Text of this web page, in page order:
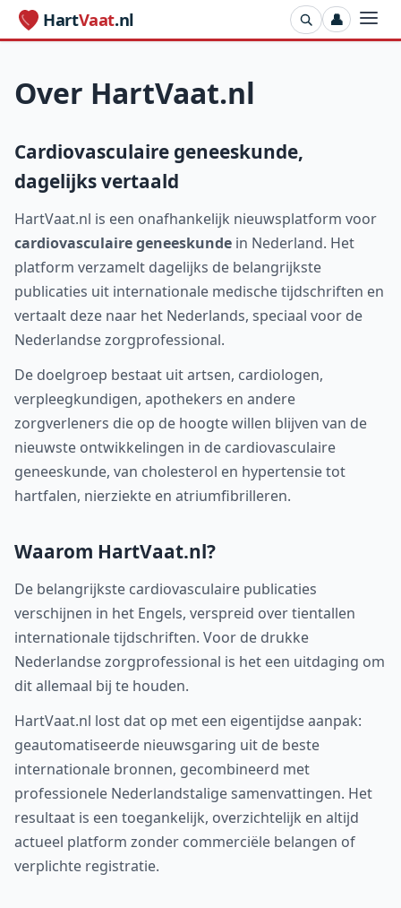
HartVaat.nl 👤
Over HartVaat.nl
Cardiovasculaire geneeskunde,
dagelijks vertaald
HartVaat.nl is een onafhankelijk nieuwsplatform voor
cardiovasculaire geneeskunde in Nederland. Het
platform verzamelt dagelijks de belangrijkste
publicaties uit internationale medische tijdschriften en
vertaalt deze naar het Nederlands, speciaal voor de
Nederlandse zorgprofessional.
De doelgroep bestaat uit artsen, cardiologen,
verpleegkundigen, apothekers en andere
zorgverleners die op de hoogte willen blijven van de
nieuwste ontwikkelingen in de cardiovasculaire
geneeskunde, van cholesterol en hypertensie tot
hartfalen, nierziekte en atriumfibrilleren.
Waarom HartVaat.nl?
De belangrijkste cardiovasculaire publicaties
verschijnen in het Engels, verspreid over tientallen
internationale tijdschriften. Voor de drukke
Nederlandse zorgprofessional is het een uitdaging om
dit allemaal bij te houden.
HartVaat.nl lost dat op met een eigentijdse aanpak:
geautomatiseerde nieuwsgaring uit de beste
internationale bronnen, gecombineerd met
professionele Nederlandstalige samenvattingen. Het
resultaat is een toegankelijk, overzichtelijk en altijd
actueel platform zonder commerciële belangen of
verplichte registratie.